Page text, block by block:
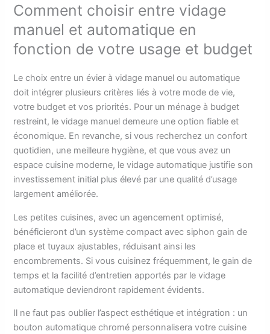
Comment choisir entre vidage
manuel et automatique en
fonction de votre usage et budget
Le choix entre un évier à vidage manuel ou automatique
doit intégrer plusieurs critères liés à votre mode de vie,
votre budget et vos priorités. Pour un ménage à budget
restreint, le vidage manuel demeure une option fiable et
économique. En revanche, si vous recherchez un confort
quotidien, une meilleure hygiène, et que vous avez un
espace cuisine moderne, le vidage automatique justifie son
investissement initial plus élevé par une qualité d’usage
largement améliorée.
Les petites cuisines, avec un agencement optimisé,
bénéficieront d’un système compact avec siphon gain de
place et tuyaux ajustables, réduisant ainsi les
encombrements. Si vous cuisinez fréquemment, le gain de
temps et la facilité d’entretien apportés par le vidage
automatique deviendront rapidement évidents.
Il ne faut pas oublier l’aspect esthétique et intégration : un
bouton automatique chromé personnalisera votre cuisine